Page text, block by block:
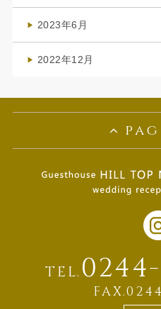
2023年6月
2022年12月
TEL.